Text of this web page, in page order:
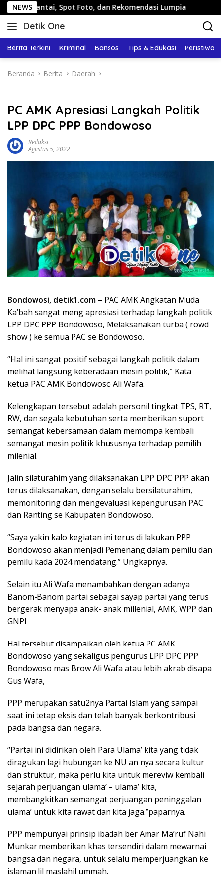
Langsung
ke
konten
NEWS
Spot Foto, dan Rekomendasi Lumpia Panduan
Detik One
Tajam
Fakta
Berita Terkini Kriminal Bansos Tips & Edukasi Peristiwa
Beranda Berita Daerah
PC AMK Apresiasi Langkah Politik
LPP DPC PPP Bondowoso
Redaksi
Agustus 5, 2022
Bondowosi, detik1.com – PAC AMK Angkatan Muda
Ka’bah sangat meng apresiasi terhadap langkah politik
LPP DPC PPP Bondowoso, Melaksanakan turba ( rowd
show ) ke semua PAC se Bondowoso.
“Hal ini sangat positif sebagai langkah politik dalam
melihat langsung keberadaan mesin politik,” Kata
ketua PAC AMK Bondowoso Ali Wafa.
Kelengkapan tersebut adalah personil tingkat TPS, RT,
RW, dan segala kebutuhan serta memberikan suport
semangat kebersamaan dalam memompa kembali
semangat mesin politik khususnya terhadap pemilih
milenial.
Jalin silaturahim yang dilaksanakan LPP DPC PPP akan
terus dilaksanakan, dengan selalu bersilaturahim,
memonitoring dan mengevaluasi kepengurusan PAC
dan Ranting se Kabupaten Bondowoso.
“Saya yakin kalo kegiatan ini terus di lakukan PPP
Bondowoso akan menjadi Pemenang dalam pemilu dan
pemilu kada 2024 mendatang.” Ungkapnya.
Selain itu Ali Wafa menambahkan dengan adanya
Banom-Banom partai sebagai sayap partai yang terus
bergerak menyapa anak- anak millenial, AMK, WPP dan
GNPI
Hal tersebut disampaikan oleh ketua PC AMK
Bondowoso yang sekaligus pengurus LPP DPC PPP
Bondowoso mas Brow Ali Wafa atau lebih akrab disapa
Gus Wafa,
PPP merupakan satu2nya Partai Islam yang sampai
saat ini tetap eksis dan telah banyak berkontribusi
pada bangsa dan negara.
“Partai ini didirikan oleh Para Ulama’ kita yang tidak
diragukan lagi hubungan ke NU an nya secara kultur
dan struktur, maka perlu kita untuk mereviw kembali
sejarah perjuangan ulama’ – ulama’ kita,
membangkitkan semangat perjuangan peninggalan
ulama’ untuk kita rawat dan kita jaga.”paparnya.
PPP mempunyai prinsip ibadah ber Amar Ma’ruf Nahi
Munkar memberikan khas tersendiri dalam mewarnai
bangsa dan negara, untuk selalu memperjuangkan ke
islaman lil maslahil ummah.